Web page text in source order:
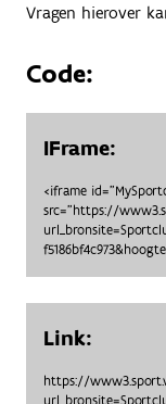
Vragen hierover
Code:
IFrame:
<iframe
src="https://
Link:
https://